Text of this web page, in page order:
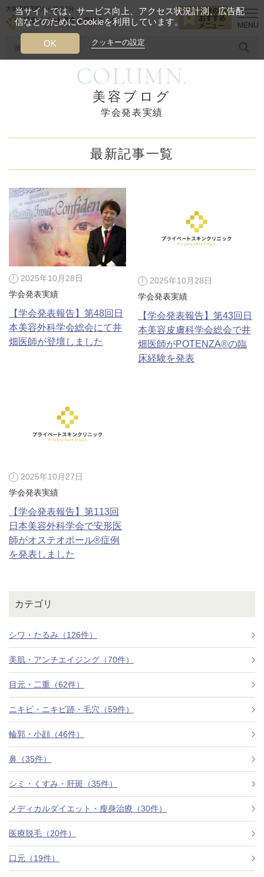
大阪西梅田駅から徒歩2分
糸リフト ヒアルロン酸
今月のおすすめメニュー
プライベートスキンクリニックが
クリニックについて
料金一覧
初めての方へ
西梅田から徒歩2分
美容ブログ
LINE予約
美容ブログ 学会発表実績
COLUMN.
美容ブログ
学会発表実績
カテゴリ
シワ・たるみ（126件）
美肌・アンチエイジング（70件）
目元・二重（62件）
ニキビ・ニキビ跡・毛穴（59件）
輪郭・小顔（46件）
鼻（35件）
シミ・くすみ・肝斑（35件）
メディカルダイエット・瘦身治療（30件）
医療脱毛（20件）
口元（19件）
最新記事一覧
2025年10月28日
学会発表実績
【学会発表報告】第48回日
本美容外科学会総会にて井
畑医師が登壇しました
2025年10月28日
学会発表実績
【学会発表報告】第43回日
本美容皮膚科学会総会で井
畑医師がPOTENZA®の臨
床経験を発表
2025年10月27日
学会発表実績
【学会発表報告】第113回
日本美容外科学会で安形医
師がオステオポール®症例
を発表しました
当サイトでは、サービス向上、アクセス状況計測、広告配
信などのためにCookieを利用しています。
クッキーの設定
OK